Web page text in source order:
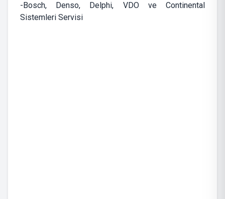
-Bosch, Denso, Delphi, VDO ve Continental
Sistemleri Servisi